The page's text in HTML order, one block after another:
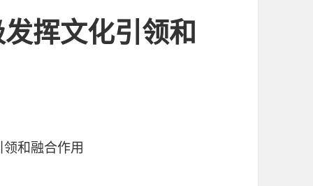
挥文化引领和
和融合作用